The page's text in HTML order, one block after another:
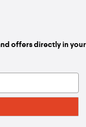
offers directly in your